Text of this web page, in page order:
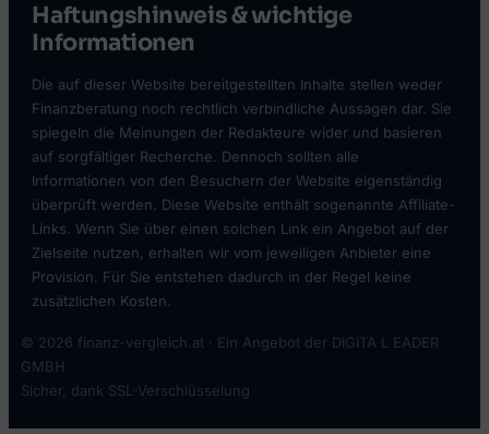
Haftungshinweis & wichtige
Informationen
Die auf dieser Website bereitgestellten Inhalte stellen weder
Finanzberatung noch rechtlich verbindliche Aussagen dar. Sie
spiegeln die Meinungen der Redakteure wider und basieren
auf sorgfältiger Recherche. Dennoch sollten alle
Informationen von den Besuchern der Website eigenständig
überprüft werden. Diese Website enthält sogenannte Affiliate-
Links. Wenn Sie über einen solchen Link ein Angebot auf der
Zielseite nutzen, erhalten wir vom jeweiligen Anbieter eine
Provision. Für Sie entstehen dadurch in der Regel keine
zusätzlichen Kosten.
© 2026 finanz-vergleich.at · Ein Angebot der DIGITA L EADER
GMBH
Sicher, dank SSL-Verschlüsselung